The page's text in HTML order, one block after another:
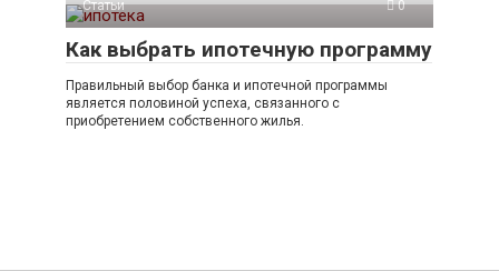
Статьи 0
Как выбрать ипотечную программу
Правильный выбор банка и ипотечной программы
является половиной успеха, связанного с
приобретением собственного жилья.